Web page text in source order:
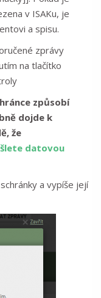
v ISAKu, je
a spisu.
zprávy
na tlačítko
způsobí
dojde k
že
datovou
a vypíše její